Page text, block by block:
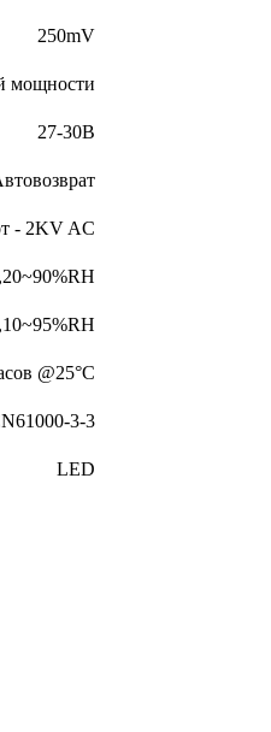
250mV
мощности
27-30В
- 2KV AC
@25°C
3-3
LED